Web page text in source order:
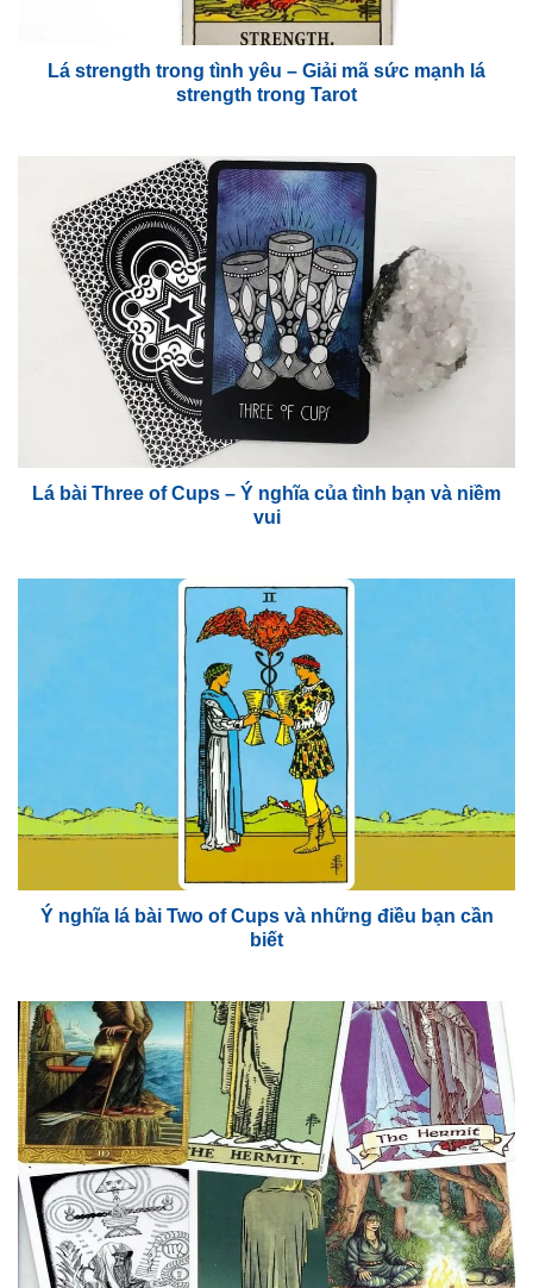
Lá strength trong tình yêu – Giải mã sức mạnh lá
strength trong Tarot
Lá bài Three of Cups – Ý nghĩa của tình bạn và niềm
vui
Ý nghĩa lá bài Two of Cups và những điều bạn cần
biết